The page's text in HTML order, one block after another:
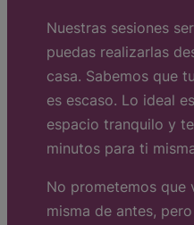
Nuestras sesiones
puedas realizarlas
casa. Sabemos que
es escaso. Lo ideal
espacio tranquilo y
minutos para ti
No prometemos que
misma de antes,